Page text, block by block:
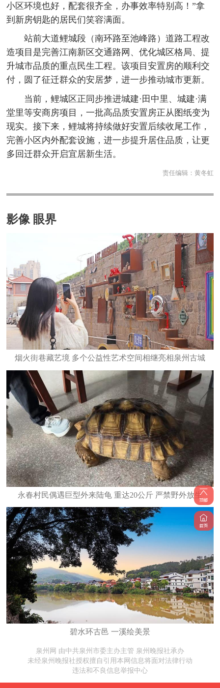
小区环境也好，配套很齐全，办事效率特别高！”拿
到新房钥匙的居民们笑容满面。
站前大道鲤城段（南环路至池峰路）道路工程改
造项目是完善江南新区交通路网、优化城区格局、提
升城市品质的重点民生工程。该项目安置房的顺利交
付，圆了征迁群众的安居梦，进一步推动城市更新。
当前，鲤城区正同步推进城建·田中里、城建·满
堂里等安商房项目，一批高品质安置房正从图纸变为
现实。接下来，鲤城将持续做好安置后续收尾工作，
完善小区内外配套设施，进一步提升居住品质，让更
多回迁群众开启宜居新生活。
责任编辑： 黄冬虹
影像 眼界
烟火街巷藏艺境 多个公益性艺术空间相继亮相泉州古城
永春村民偶遇巨型外来陆龟 重达20公斤 严禁野外放生
碧水环古邑 一溪绘美景
泉州网 由中共泉州市委主办主管 泉州晚报社承办
未经泉州晚报社授权擅自引用本网信息将面对法律行动
违法和不良信息举报中心